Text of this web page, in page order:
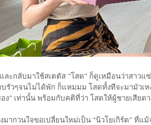
ละกลับมาใช้สเตตัส "โสด" ก็ดูเหมือนว่าสาวแ
รัวๆจนไม่ได้พัก ก็แหมมม โสดทั้งทีจะมามัวเห
ง" เท่านั้น พร้อมกับคติที่ว่า โสดให้ผู้ชายเสียด
มากวนใจขอเปลี่ยนใหม่เป็น "นิวโยเกิร์ต" ที่